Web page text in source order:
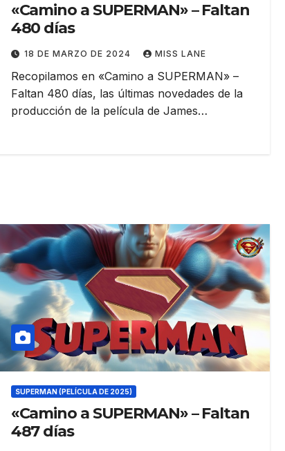
«Camino a SUPERMAN» – Faltan
480 días
18 DE MARZO DE 2024 MISS LANE
Recopilamos en «Camino a SUPERMAN» –
Faltan 480 días, las últimas novedades de la
producción de la película de James…
SUPERMAN (PELÍCULA DE 2025)
«Camino a SUPERMAN» – Faltan
487 días